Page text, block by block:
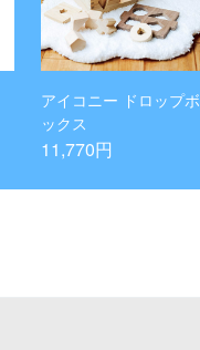
アイコニー ドロップボ
ックス
11,770円